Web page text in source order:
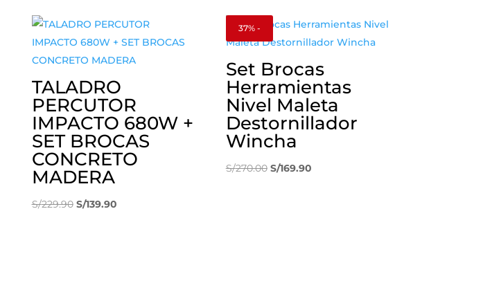
TALADRO
PERCUTOR
IMPACTO 680W +
SET BROCAS
CONCRETO
MADERA
S/229.90 El
S/139.90El
37% -
Set Brocas
Herramientas
Nivel Maleta
Destornillador
Wincha
S/270.00 El
S/169.90El